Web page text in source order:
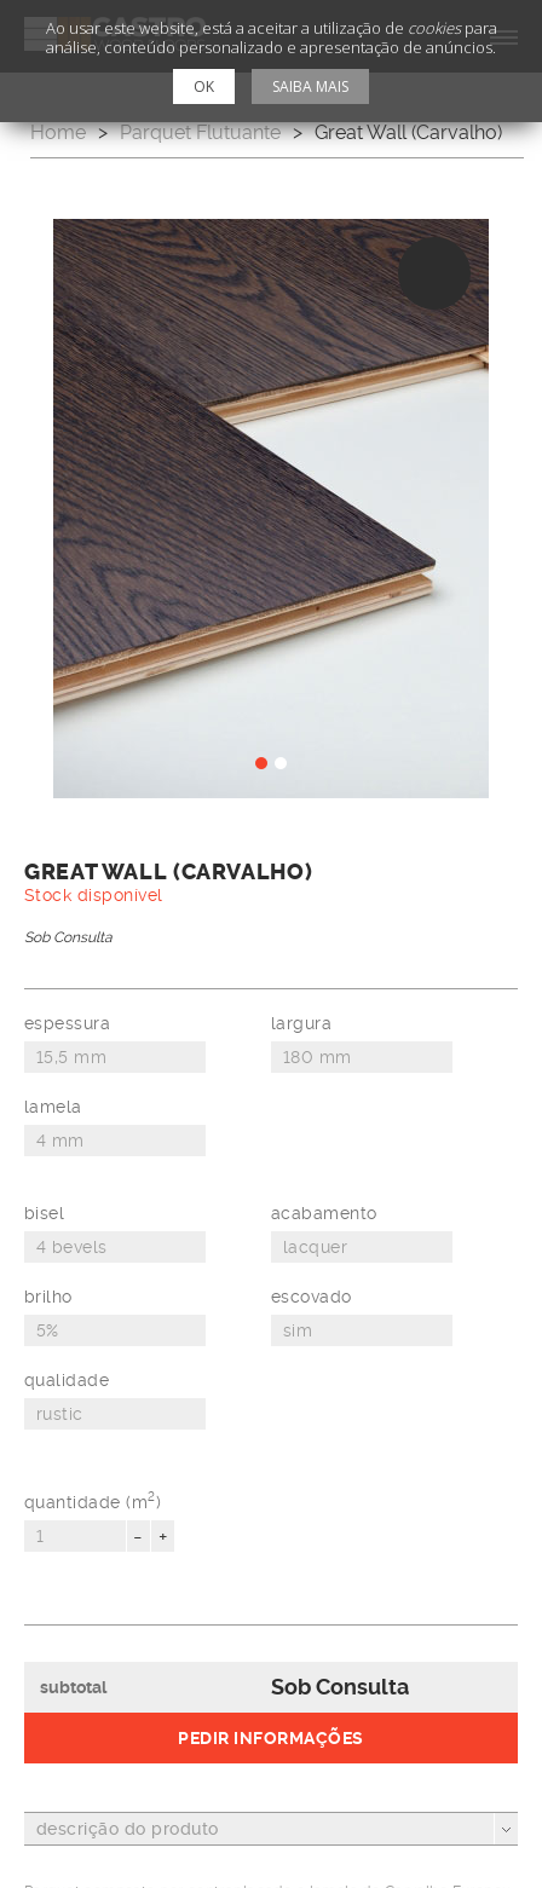
Home > Parquet Flutuante > Great Wall (Carvalho)
GREAT WALL (CARVALHO)
Stock disponível
Sob Consulta
espessura largura
lamela
bisel acabamento
brilho escovado
qualidade
quantidade (m2)
- +
subtotal Sob Consulta
PEDIR INFORMAÇÕES
descrição do produto
Ao usar este website, está a aceitar a utilização de cookiespara
análise, conteúdo personalizado e apresentação de anúncios.
OK SAIBA MAIS